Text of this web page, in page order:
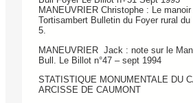
MANEUVRIER Christophe : Le
Tortisambert Bulletin du Foyer rural
5.
MANEUVRIER Jack : note sur le
Bull. Le Billot n°47 – sept 1994
STATISTIQUE MONUMENTALE DU
ARCISSE DE CAUMONT